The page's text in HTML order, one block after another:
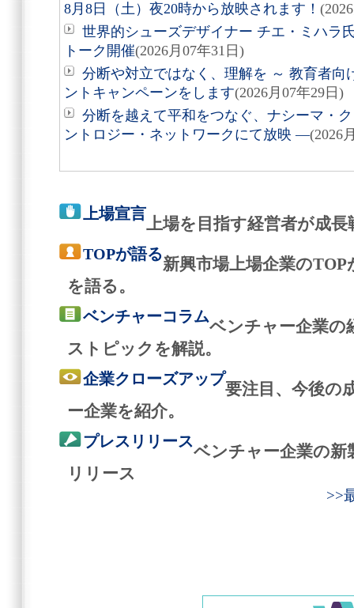
8月8日（土）夜20時から放映されます！
世界的シューズデザイナー チエ・ミハラ
トーク開催(2026月07年31日)
分断や対立ではなく、理解を ～ 教育者向
ントキャンペーンをします(2026月07年29日)
分断を越えて平和をつなぐ、ナシーマ・
ントロジー・ネットワークにて放映 ―(2026
上場宣言
上場を目指す経営者が成
TOPが語る
新興市場上場企業の
を語る。
ベンチャーコラム
ベンチャー企業の
ストピックを解説。
企業クローズアップ
要注目、今後の
ー企業を紹介。
プレスリリース
ベンチャー企業の新
リリース
>>